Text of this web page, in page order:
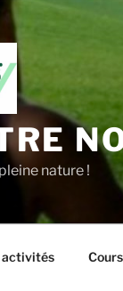
nature !
activités